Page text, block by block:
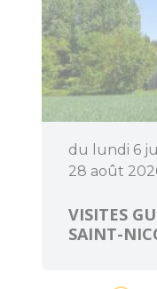
du lundi 6
28 août
VISITES
SAINT-